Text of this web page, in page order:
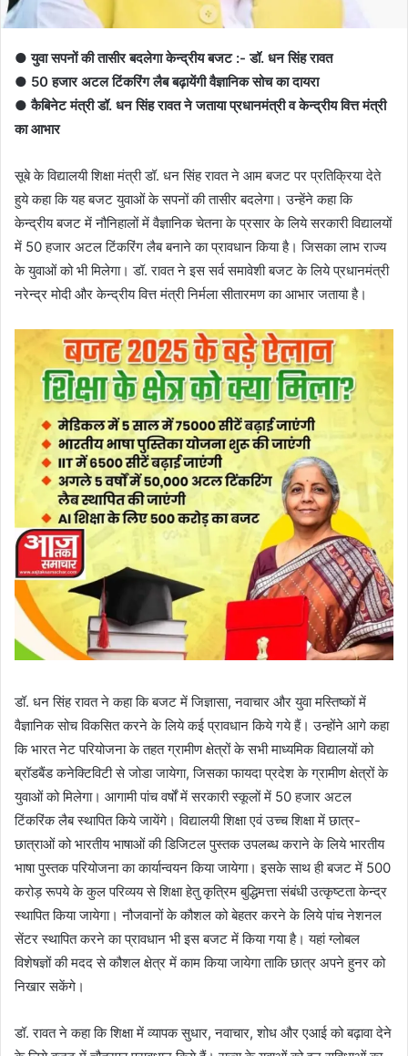
●युवा सपनों की तासीर बदलेगा केन्द्रीय बजट :- डॉ. धन सिंह रावत
● 50 हजार अटल टिंकरिंग लैब बढ़ायेंगी वैज्ञानिक सोच का दायरा
● कैबिनेट मंत्री डॉ. धन सिंह रावत ने जताया प्रधानमंत्री व केन्द्रीय वित्त मंत्री
का आभार
सूबे के विद्यालयी शिक्षा मंत्री डॉ. धन सिंह रावत ने आम बजट पर प्रतिक्रिया देते
हुये कहा कि यह बजट युवाओं के सपनों की तासीर बदलेगा। उन्हेंने कहा कि
केन्द्रीय बजट में नौनिहालों में वैज्ञानिक चेतना के प्रसार के लिये सरकारी विद्यालयों
में 50 हजार अटल टिंकरिंग लैब बनाने का प्रावधान किया है। जिसका लाभ राज्य
के युवाओं को भी मिलेगा। डॉ. रावत ने इस सर्व समावेशी बजट के लिये प्रधानमंत्री
नरेन्द्र मोदी और केन्द्रीय वित्त मंत्री निर्मला सीतारमण का आभार जताया है।
डॉ. धन सिंह रावत ने कहा कि बजट में जिज्ञासा, नवाचार और युवा मस्तिष्कों में
वैज्ञानिक सोच विकसित करने के लिये कई प्रावधान किये गये हैं। उन्होंने आगे कहा
कि भारत नेट परियोजना के तहत ग्रामीण क्षेत्रों के सभी माध्यमिक विद्यालयों को
ब्रॉडबैंड कनेक्टिविटी से जोडा जायेगा, जिसका फायदा प्रदेश के ग्रामीण क्षेत्रों के
युवाओं को मिलेगा। आगामी पांच वर्षों में सरकारी स्कूलों में 50 हजार अटल
टिंकरिंक लैब स्थापित किये जायेंगे। विद्यालयी शिक्षा एवं उच्च शिक्षा में छात्र-
छात्राओं को भारतीय भाषाओं की डिजिटल पुस्तक उपलब्ध कराने के लिये भारतीय
भाषा पुस्तक परियोजना का कार्यान्वयन किया जायेगा। इसके साथ ही बजट में 500
करोड़ रूपये के कुल परिव्यय से शिक्षा हेतु कृत्रिम बुद्धिमत्ता संबंधी उत्कृष्टता केन्द्र
स्थापित किया जायेगा। नौजवानों के कौशल को बेहतर करने के लिये पांच नेशनल
सेंटर स्थापित करने का प्रावधान भी इस बजट में किया गया है। यहां ग्लोबल
विशेषज्ञों की मदद से कौशल क्षेत्र में काम किया जायेगा ताकि छात्र अपने हुनर को
निखार सकेंगे।
डॉ. रावत ने कहा कि शिक्षा में व्यापक सुधार, नवाचार, शोध और एआई को बढ़ावा देने